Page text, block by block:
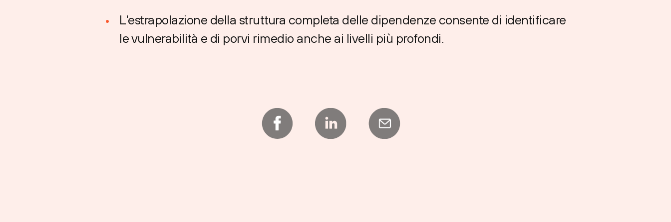
L'estrapolazione della struttura completa delle dipendenze consente di identificare
le vulnerabilità e di porvi rimedio anche ai livelli più profondi.